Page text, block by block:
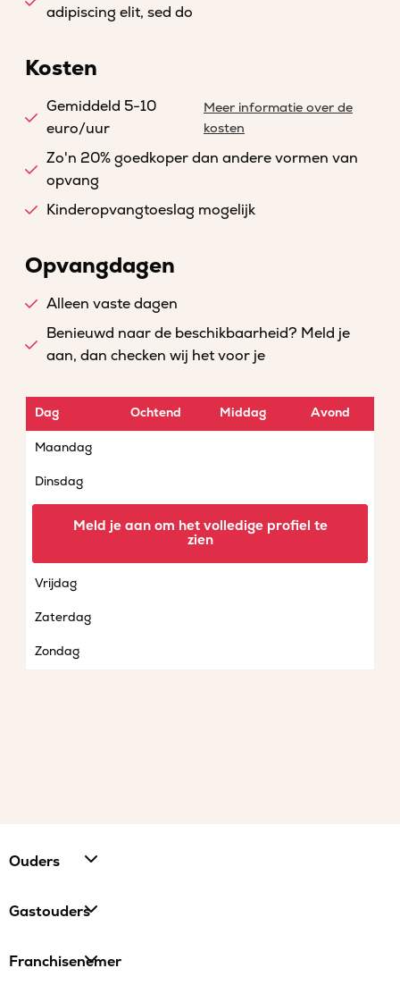
adipiscing elit, sed do
Kosten
Gemiddeld 5-10
euro/uur
Meer informatie over de
kosten
Zo'n 20% goedkoper dan andere vormen van
opvang
Kinderopvangtoeslag mogelijk
Opvangdagen
Alleen vaste dagen
Benieuwd naar de beschikbaarheid? Meld je
aan, dan checken wij het voor je
Dag Ochtend Middag Avond
Maandag
Dinsdag
Vrijdag
Zaterdag
Zondag
Meld je aan om het volledige profiel te
zien
Ouders
Gastouders
Franchisenemer